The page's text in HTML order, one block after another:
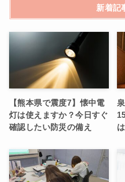
新着記
【熊本県で震度7】懐中電
灯は使えますか？今日すぐ
確認したい防災の備え